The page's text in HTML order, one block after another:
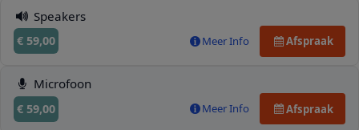
Speakers
€ 59,00 Meer Info Afspraak
Microfoon
€ 59,00 Meer Info Afspraak